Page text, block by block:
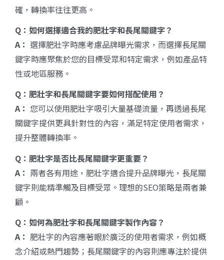
確，轉換率往往更高。
Q ：如何選擇適合我的肥壯字和長尾關鍵字？
A： 選擇肥壯字時應考慮品牌曝光需求，而選擇長尾關
鍵字時應聚焦於您的目標受眾和特定需求，例如產品特
性或地區服務。
Q ：肥壯字和長尾關鍵字要如何搭配使用？
A： 您可以使用肥壯字吸引大量基礎流量，再透過長尾
關鍵字提供更具針對性的內容，滿足特定使用者需求，
提升整體轉換率。
Q ：肥壯字是否比長尾關鍵字更重要？
A ： 兩者各有用途，肥壯字適合提升品牌曝光，長尾關
鍵字則能精準觸及目標受眾。理想的SEO策略是兩者兼
顧。
Q ：如何為肥壯字和長尾關鍵字製作內容？
A： 肥壯字的內容應著眼於廣泛的使用者需求，例如概
念介紹或熱門趨勢；長尾關鍵字的內容則應專注於提供